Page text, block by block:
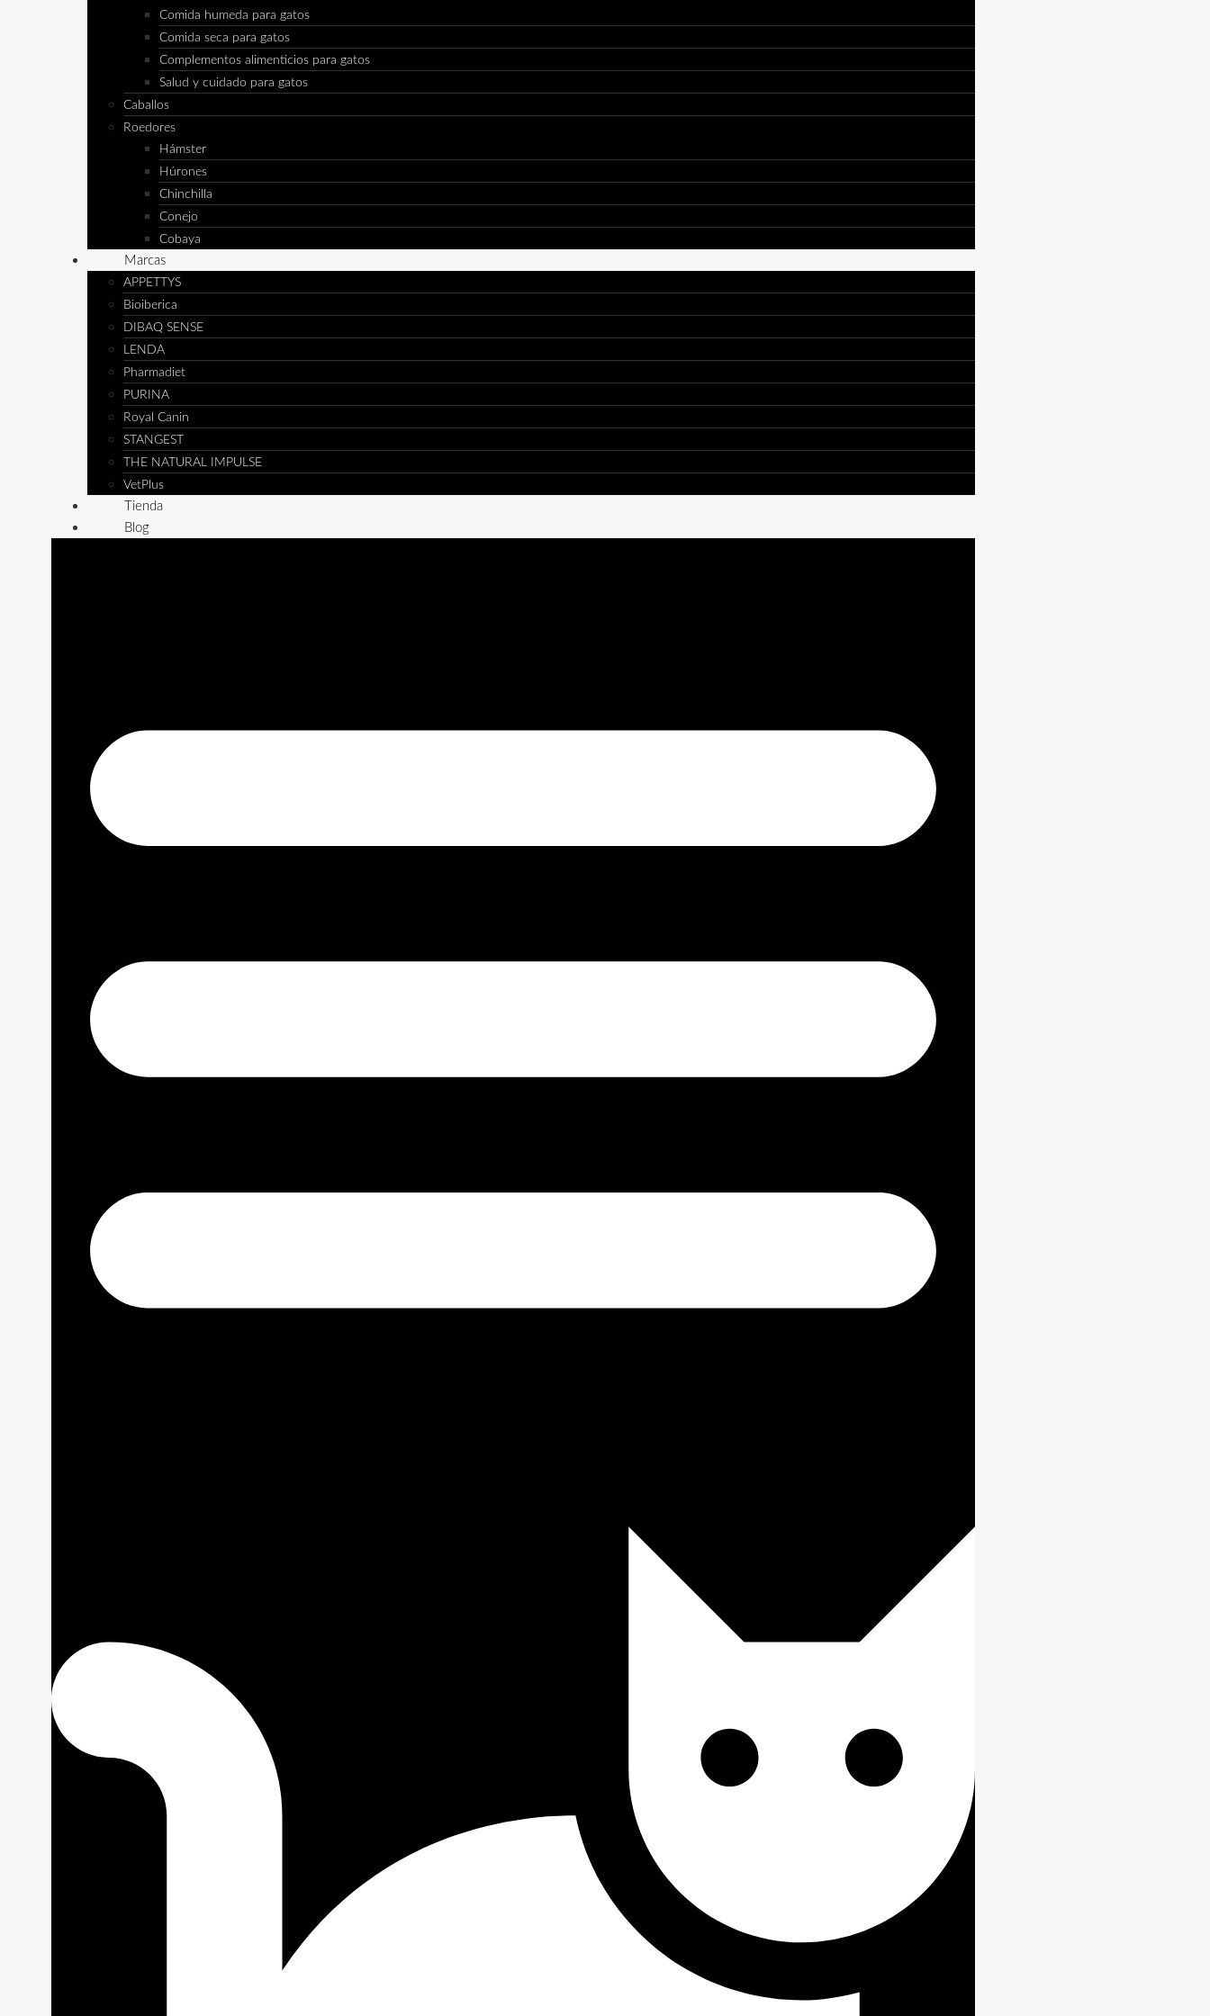
Comida humeda para gatos
Comida seca para gatos
Complementos alimenticios para gatos
Salud y cuidado para gatos
Caballos
Roedores
Hámster
Húrones
Chinchilla
Conejo
Cobaya
Marcas
APPETTYS
Bioiberica
DIBAQ SENSE
LENDA
Pharmadiet
PURINA
Royal Canin
STANGEST
THE NATURAL IMPULSE
VetPlus
Tienda
Blog